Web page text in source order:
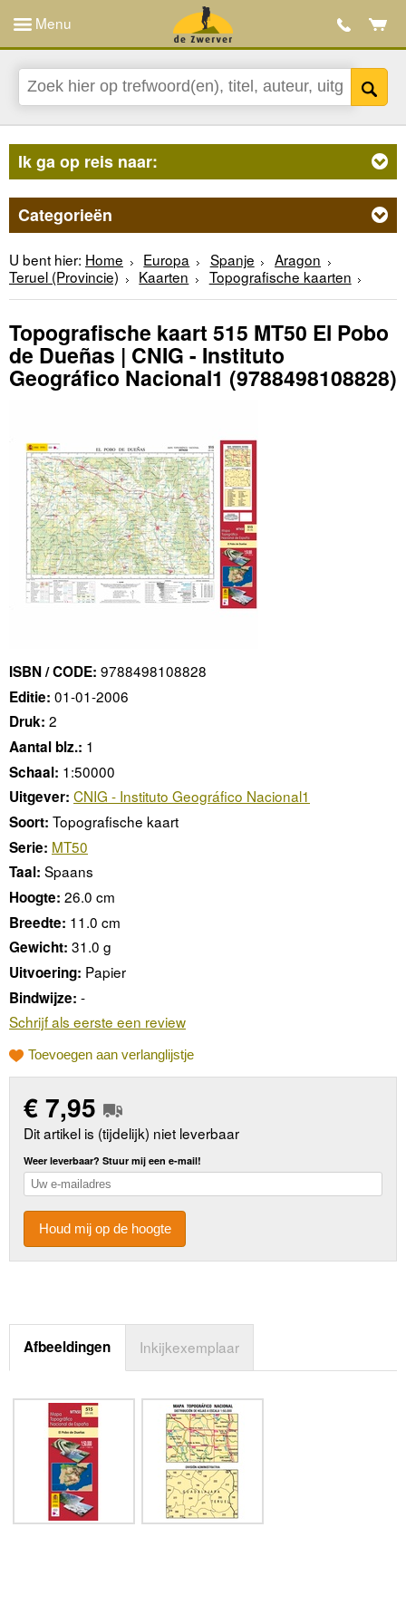
Menu
Ik ga op reis naar:
Categorieën
U bent hier: Home Europa Spanje
Aragon
Teruel (Provincie)
Kaarten Topografische kaarten
Topografische kaart 515 MT50 El Pobo
de Dueñas | CNIG - Instituto
Geográfico Nacional1 (9788498108828)
ISBN / CODE: 9788498108828
Editie: 01-01-2006
Druk: 2
Aantal blz.: 1
Schaal: 1:50000
Uitgever: CNIG - Instituto Geográfico Nacional1
Soort: Topografische kaart
Serie: MT50
Taal: Spaans
Hoogte: 26.0 cm
Breedte: 11.0 cm
Gewicht: 31.0 g
Uitvoering: Papier
Bindwijze: -
Schrijf als eerste een review
Toevoegen aan verlanglijstje
€7,95
Dit artikel is (tijdelijk) niet leverbaar
Weer leverbaar? Stuur mij een e-mail!
Houd mij op de hoogte
Afbeeldingen Inkijkexemplaar